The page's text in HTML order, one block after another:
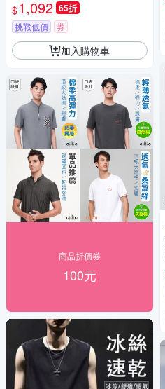
$1,092 65折
挑戰低價 券
加入購物車
商品折價券
100元